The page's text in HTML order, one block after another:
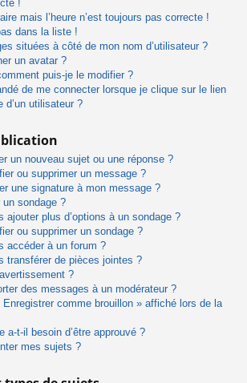
!
mais l’heure n’est toujours pas correcte !
dans la liste !
situées à côté de mon nom d’utilisateur ?
un avatar ?
puis-je le modifier ?
de me connecter lorsque je clique sur le lien
d’un utilisateur ?
un nouveau sujet ou une réponse ?
ou supprimer un message ?
une signature à mon message ?
sondage ?
ajouter plus d’options à un sondage ?
ou supprimer un sondage ?
accéder à un forum ?
transférer de pièces jointes ?
?
des messages à un modérateur ?
comme brouillon » affiché lors de la
a-t-il besoin d’être approuvé ?
mes sujets ?